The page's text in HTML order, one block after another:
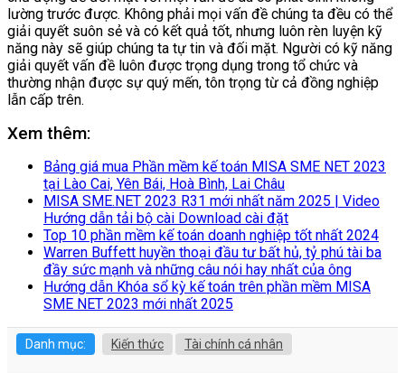
lường trước được. Không phải mọi vấn đề chúng ta đều có thể
giải quyết suôn sẻ và có kết quả tốt, nhưng luôn rèn luyện kỹ
năng này sẽ giúp chúng ta tự tin và đối mặt. Người có kỹ năng
giải quyết vấn đề luôn được trọng dụng trong tổ chức và
thường nhận được sự quý mến, tôn trọng từ cả đồng nghiệp
lẫn cấp trên.
Xem thêm:
Bảng giá mua Phần mềm kế toán MISA SME NET 2023
tại Lào Cai, Yên Bái, Hoà Bình, Lai Châu
MISA SME.NET 2023 R31 mới nhất năm 2025 | Video
Hướng dẫn tải bộ cài Download cài đặt
Top 10 phần mềm kế toán doanh nghiệp tốt nhất 2024
Warren Buffett huyền thoại đầu tư bất hủ, tỷ phú tài ba
đầy sức mạnh và những câu nói hay nhất của ông
Hướng dẫn Khóa sổ kỳ kế toán trên phần mềm MISA
SME NET 2023 mới nhất 2025
Danh mục: Kiến thức Tài chính cá nhân